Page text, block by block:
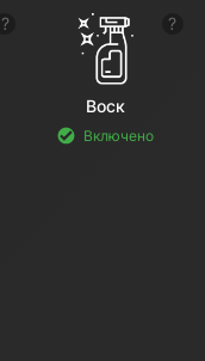
Показать подсказку
Воск
Включено